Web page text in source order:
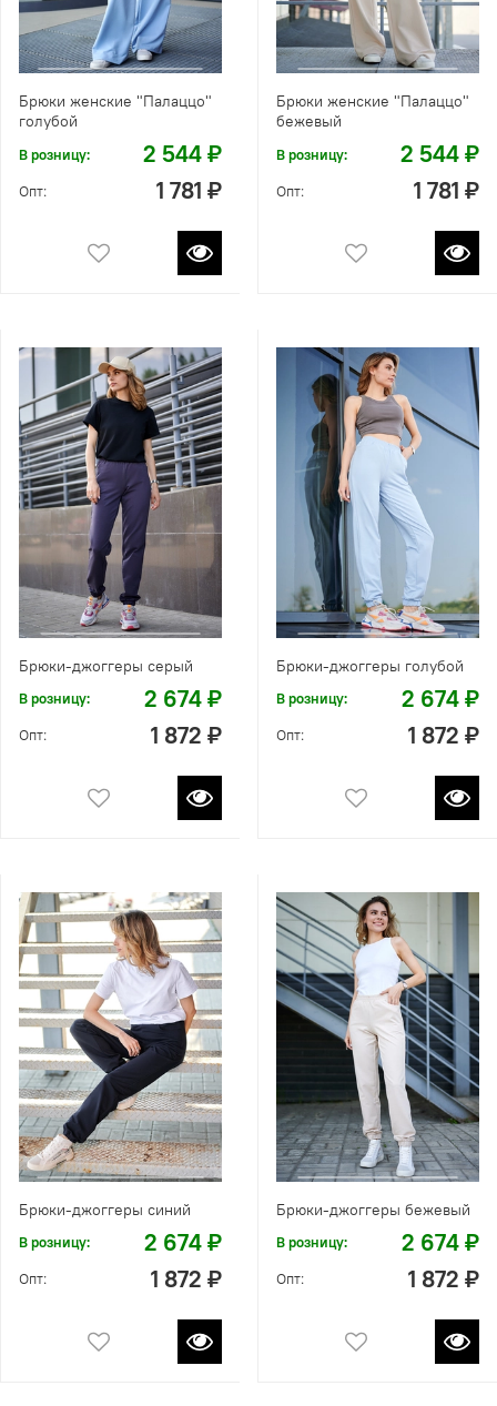
Брюки женские "Палаццо"
голубой
В розницу: 2 544 ₽
Опт: 1 781 ₽
Брюки женские "Палаццо"
бежевый
В розницу: 2 544 ₽
Опт: 1 781 ₽
Брюки-джоггеры серый
В розницу: 2 674 ₽
Опт: 1 872 ₽
Брюки-джоггеры голубой
В розницу: 2 674 ₽
Опт: 1 872 ₽
Брюки-джоггеры синий
В розницу: 2 674 ₽
Опт: 1 872 ₽
Брюки-джоггеры бежевый
В розницу: 2 674 ₽
Опт: 1 872 ₽